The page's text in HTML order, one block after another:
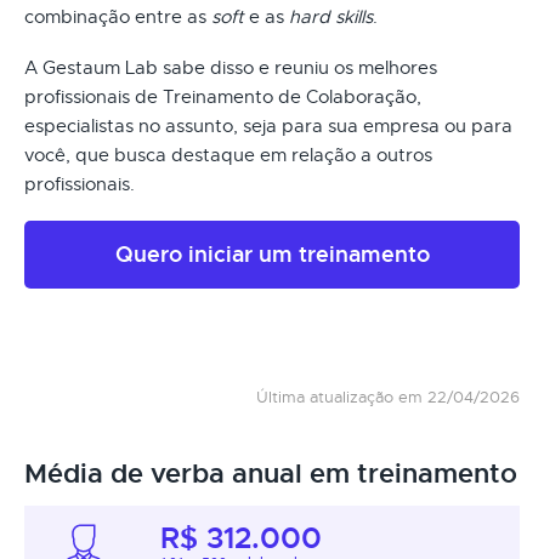
combinação entre as softe as hard skills.
A Gestaum Lab sabe disso e reuniu os melhores
profissionais de Treinamento de Colaboração,
especialistas no assunto, seja para sua empresa ou para
você, que busca destaque em relação a outros
profissionais.
Quero iniciar um treinamento
Última atualização em 22/04/2026
Média de verba anual em treinamento
R$ 312.000